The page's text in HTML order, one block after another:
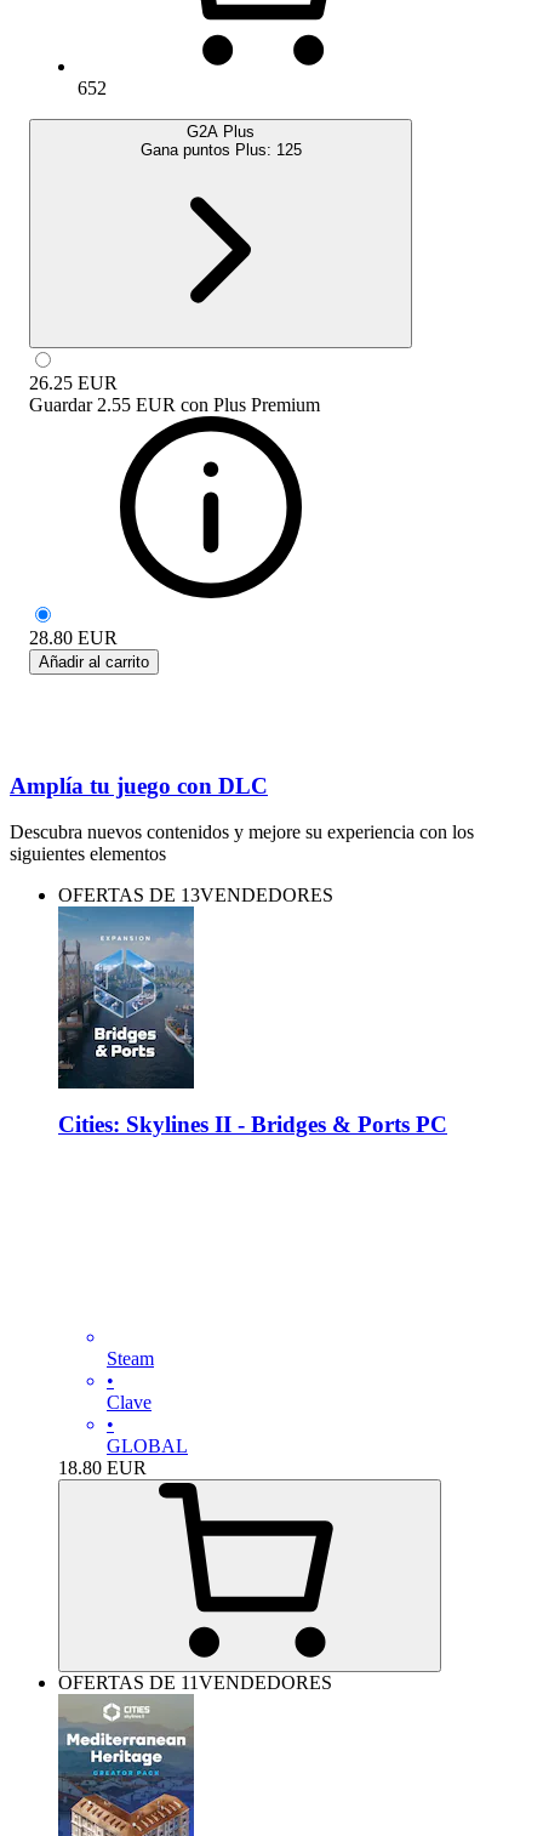
652
G2A Plus
Gana puntos Plus: 125
26.25 EUR
Guardar 2.55 EUR con Plus Premium
28.80 EUR
Añadir al carrito
Amplía tu juego con DLC
Descubra nuevos contenidos y mejore su experiencia con los
siguientes elementos
OFERTAS DE 13VENDEDORES
Cities: Skylines II - Bridges & Ports PC
Steam
•
Clave
•
GLOBAL
18.80 EUR
OFERTAS DE 11VENDEDORES